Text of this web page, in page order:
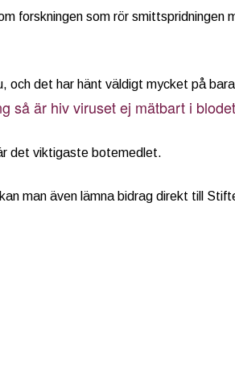
forskningen som rör smittspridningen
och det har hänt väldigt mycket på
så är hiv viruset ej mätbart i
det viktigaste botemedlet.
man även lämna bidrag direkt till